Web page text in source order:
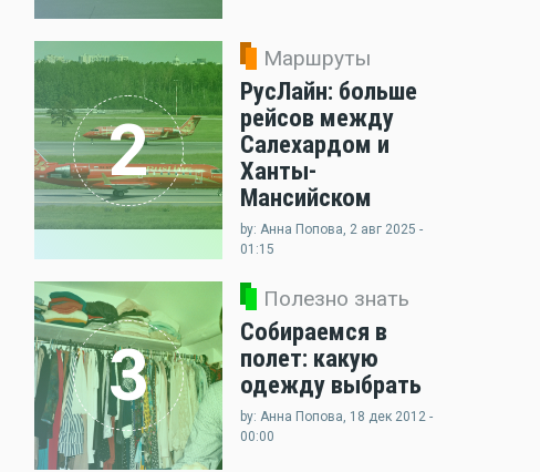
2
Маршруты
РусЛайн: больше
рейсов между
Салехардом и
Ханты-
Мансийском
by: Анна Попова, 2 авг 2025 -
01:15
3
Полезно знать
Собираемся в
полет: какую
одежду выбрать
by: Анна Попова, 18 дек 2012 -
00:00